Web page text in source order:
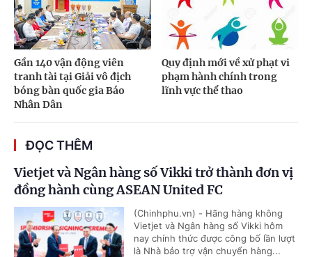
Gần 140 vận động viên
tranh tài tại Giải vô địch
bóng bàn quốc gia Báo
Nhân Dân
Quy định mới về xử phạt vi
phạm hành chính trong
lĩnh vực thể thao
ĐỌC THÊM
Vietjet và Ngân hàng số Vikki trở thành đơn vị
đồng hành cùng ASEAN United FC
(Chinhphu.vn) - Hãng hàng không
Vietjet và Ngân hàng số Vikki hôm
nay chính thức được công bố lần lượt
là Nhà bảo trợ vận chuyển hàng...